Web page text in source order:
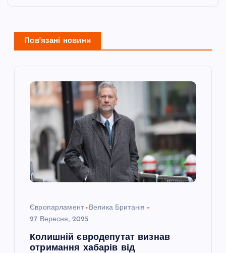
Пов'язані новини
Європарламент
Велика Британія
27 Вересня, 2025
Колишній євродепутат визнав
отримання хабарів від